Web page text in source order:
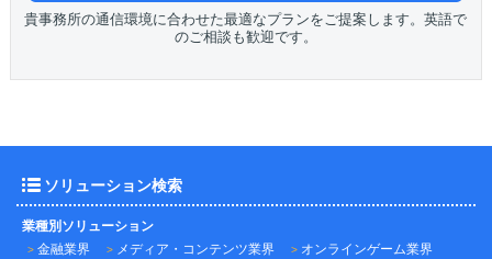
貴事務所の通信環境に合わせた最適なプランをご提案します。英語で
のご相談も歓迎です。
ソリューション検索
業種別ソリューション
金融業界
メディア・コンテンツ業界
オンラインゲーム業界